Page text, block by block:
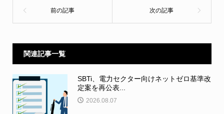
関連記事一覧
SBTi、電力セクター向けネットゼロ基準改
定案を再公表...
2026.08.07